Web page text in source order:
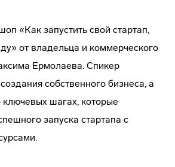
«Как запустить свой стартап,
от владельца и коммерческого
Ермолаева. Спикер
собственного бизнеса, а
шагах, которые
запуска стартапа с